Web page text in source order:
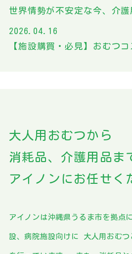
2026.04.16
大人用おむつから
消耗品、介護用品ま
アイノンにお任せく
アイノンは沖縄県うるま市を拠点
設、病院施設向けに 大人用おむつ